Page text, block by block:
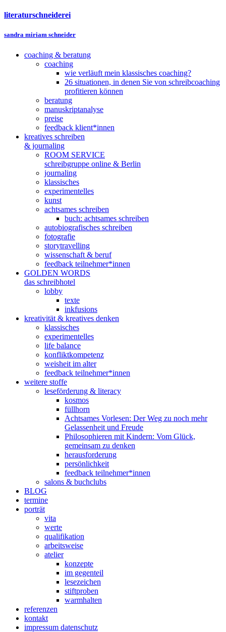
literaturschneiderei
sandra miriam schneider
coaching & beratung
coaching
wie verläuft mein klassisches coaching?
26 situationen, in denen Sie von schreibcoaching
profitieren können
beratung
manuskriptanalyse
preise
feedback klient*innen
kreatives schreiben
& journaling
ROOM SERVICE
schreibgruppe online & Berlin
journaling
klassisches
experimentelles
kunst
achtsames schreiben
buch: achtsames schreiben
autobiografisches schreiben
fotografie
storytravelling
wissenschaft & beruf
feedback teilnehmer*innen
GOLDEN WORDS
das schreibhotel
lobby
texte
inkfusions
kreativität & kreatives denken
klassisches
experimentelles
life balance
konfliktkompetenz
weisheit im alter
feedback teilnehmer*innen
weitere stoffe
leseförderung & literacy
kosmos
füllhorn
Achtsames Vorlesen: Der Weg zu noch mehr
Gelassenheit und Freude
Philosophieren mit Kindern: Vom Glück,
gemeinsam zu denken
herausforderung
persönlichkeit
feedback teilnehmer*innen
salons & buchclubs
BLOG
termine
porträt
vita
werte
qualifikation
arbeitsweise
atelier
konzepte
im gegenteil
lesezeichen
stiftproben
warmhalten
referenzen
kontakt
impressum datenschutz